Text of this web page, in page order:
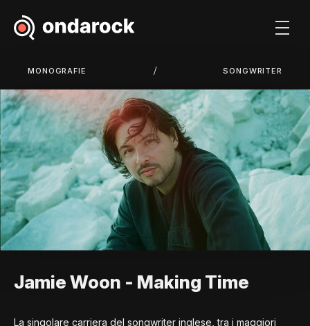
MONOGRAFIE / SONGWRITER
Jamie Woon - Making Time
La singolare carriera del songwriter inglese, tra i maggiori